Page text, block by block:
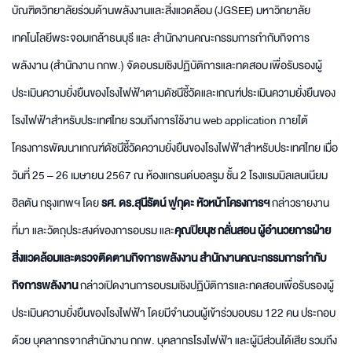
บัณฑิตวิทยาลัยร่วมด้านพลังงานและสิ่งแวดล้อม (JGSEE) มหาวิทยาลัย
เทคโนโลยีพระจอมเกล้าธนบุรี และ สำนักงานคณะกรรมการกำกับกิจการ
พลังงาน (สำนักงาน กกพ.) จัดอบรมเชิงปฏิบัติการและทดสอบ เพื่อรับรองผู้
ประเมินความยั่งยืนของโรงไฟฟ้าตามดัชนีชี้วัดและเกณฑ์ประเมินความยั่งยืนของ
โรงไฟฟ้าสำหรับประเทศไทย รวมถึงการใช้งาน web application ภายใต้
โครงการพัฒนาเกณฑ์ดัชนีชี้วัดความยั่งยืนของโรงไฟฟ้าสำหรับประเทศไทย เมื่อ
วันที่ 25 – 26 เมษายน 2567 ณ ห้องแกรนด์บอลรูม ชั้น 2 โรงแรมมิลเลนเนียม
ฮิลตัน กรุงเทพฯ โดยรศ. ดร.สุนีรัตน์ ฟูกุดะหัวหน้าโครงการฯกล่าวรายงาน
ที่มา และวัตถุประสงค์ของการอบรม และคุณปิยนุช กลั่นสอนผู้อำนวยการฝ่าย
สิ่งแวดล้อมและตรวจติดตามกิจการพลังงาน สำนักงานคณะกรรมการกำกับ
กิจการพลังงานกล่าวเปิดงานการอบรมเชิงปฏิบัติการและทดสอบเพื่อรับรองผู้
ประเมินความยั่งยืนของโรงไฟฟ้า โดยมีจำนวนผู้เข้าร่วมอบรม 122 คน ประกอบ
ด้วย บุคลากรจากสำนักงาน กกพ. บุคลากรโรงไฟฟ้า และผู้มีส่วนได้เสีย รวมถึง